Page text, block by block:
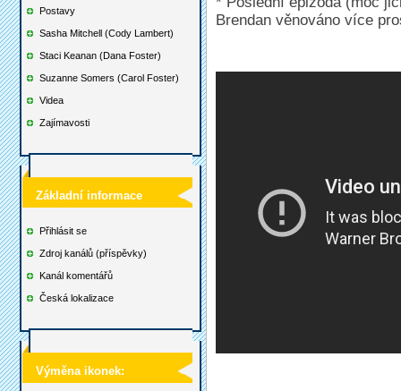
Postavy
Sasha Mitchell (Cody Lambert)
Staci Keanan (Dana Foster)
Suzanne Somers (Carol Foster)
Videa
Zajímavosti
Základní informace
Přihlásit se
Zdroj kanálů (příspěvky)
Kanál komentářů
Česká lokalizace
Výměna ikonek:
Brendan věnováno více